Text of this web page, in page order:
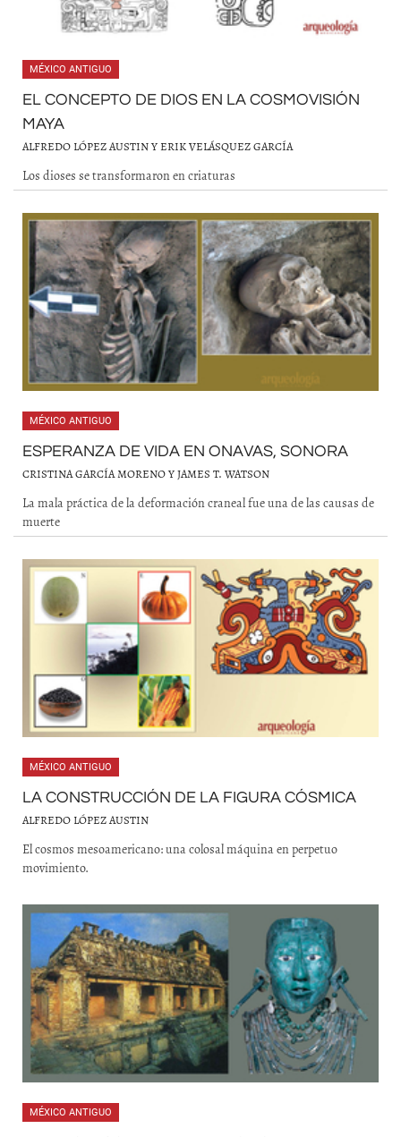
MÉXICO ANTIGUO
EL CONCEPTO DE DIOS EN LA COSMOVISIÓN
MAYA
ALFREDO LÓPEZ AUSTIN Y ERIK VELÁSQUEZ GARCÍA
Los dioses se transformaron en criaturas
MÉXICO ANTIGUO
ESPERANZA DE VIDA EN ONAVAS, SONORA
CRISTINA GARCÍA MORENO Y JAMES T. WATSON
La mala práctica de la deformación craneal fue una de las causas de
muerte
MÉXICO ANTIGUO
LA CONSTRUCCIÓN DE LA FIGURA CÓSMICA
ALFREDO LÓPEZ AUSTIN
El cosmos mesoamericano: una colosal máquina en perpetuo
movimiento.
MÉXICO ANTIGUO